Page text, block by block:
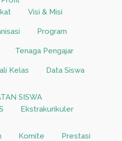
Visi & Misi
Program
Tenaga Pengajar
Kelas Data Siswa
SISWA
Ekstrakurikuler
Komite Prestasi